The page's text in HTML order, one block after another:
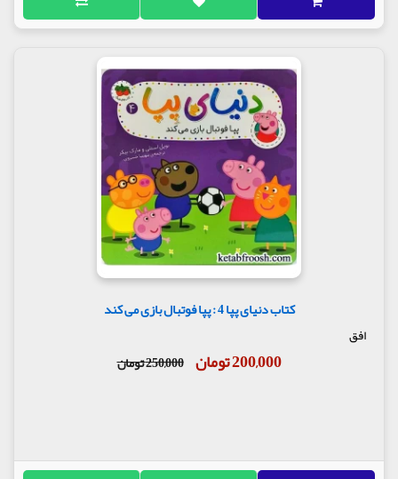
کتاب دنیای پپا 4 : پپا فوتبال بازی می کند
افق
200,000 تومان 250,000 تومان